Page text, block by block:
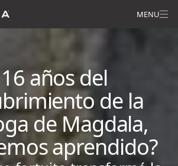
MENU
años del
de la
de Magdala,
aprendido?